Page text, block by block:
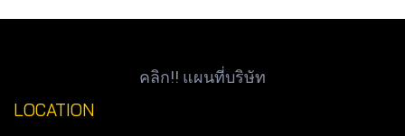
คลิก!! แผนที่บริษัท
LOCATION